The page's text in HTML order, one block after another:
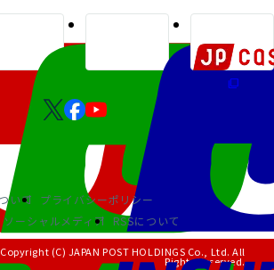
いて
プライバシーポリシー
ソーシャルメディア RSSについて
Copyright (C) JAPAN POST HOLDINGS Co., Ltd. All
Rights Reserved.